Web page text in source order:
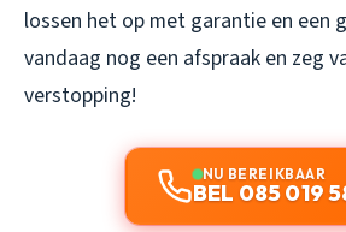
lossen het op met garantie en een
vandaag nog een afspraak en zeg
verstopping!
NU BEREIKBAAR
BEL 085 019